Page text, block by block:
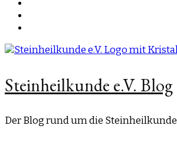
Steinheilkunde e.V. Blog
Der Blog rund um die Steinheilkunde